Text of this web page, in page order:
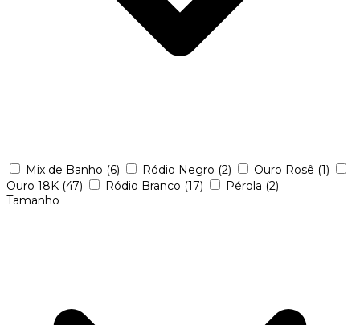
Mix de Banho (6) Ródio Negro (2) Ouro Rosê (1)
Ouro 18K (47) Ródio Branco (17) Pérola (2)
Tamanho